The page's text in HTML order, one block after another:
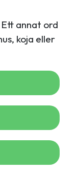
Ett annat ord
koja eller